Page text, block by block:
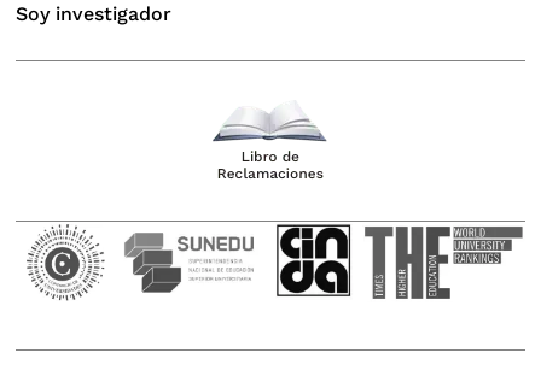
Soy investigador